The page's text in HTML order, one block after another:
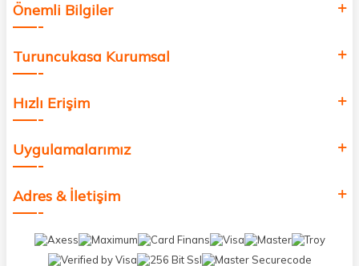
Önemli Bilgiler
Turuncukasa Kurumsal
Hızlı Erişim
Uygulamalarımız
Adres & İletişim